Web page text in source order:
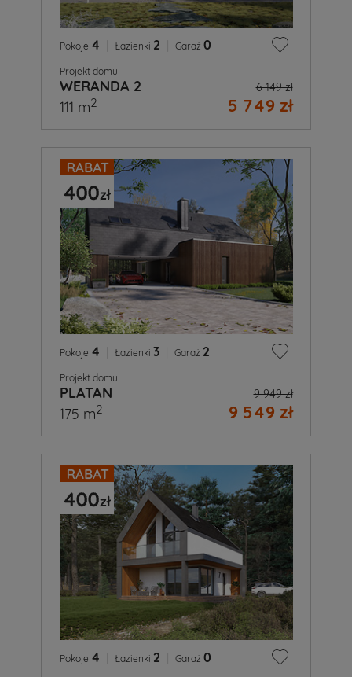
Pokoje 4 Łazienki 2 Garaż 0
Projekt domu
WERANDA 2 6 149 zł
5 749 zł
111 m2
Pokoje 4 Łazienki 3 Garaż 2
Projekt domu
PLATAN 9 949 zł
9 549 zł
175 m2
Pokoje 4 Łazienki 2 Garaż 0